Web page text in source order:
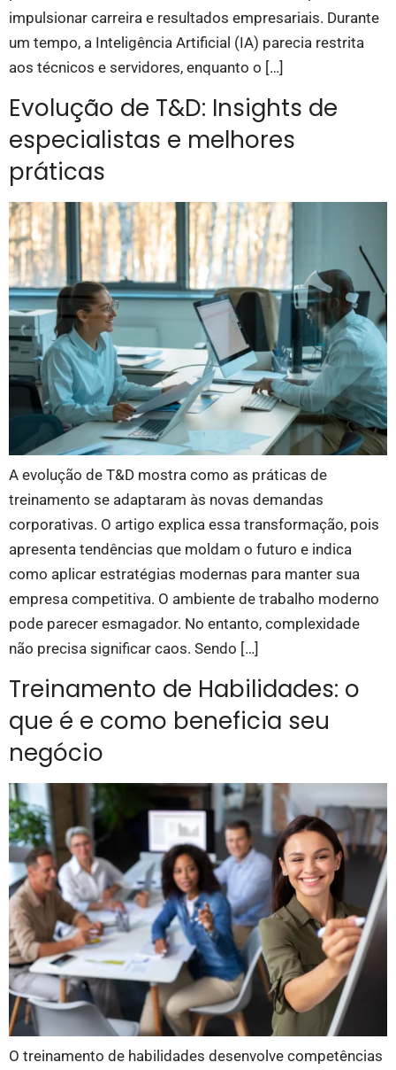
impulsionar carreira e resultados empresariais. Durante
um tempo, a Inteligência Artificial (IA) parecia restrita
aos técnicos e servidores, enquanto o […]
Evolução de T&D: Insights de
especialistas e melhores
práticas
A evolução de T&D mostra como as práticas de
treinamento se adaptaram às novas demandas
corporativas. O artigo explica essa transformação, pois
apresenta tendências que moldam o futuro e indica
como aplicar estratégias modernas para manter sua
empresa competitiva. O ambiente de trabalho moderno
pode parecer esmagador. No entanto, complexidade
não precisa significar caos. Sendo […]
Treinamento de Habilidades: o
que é e como beneficia seu
negócio
O treinamento de habilidades desenvolve competências